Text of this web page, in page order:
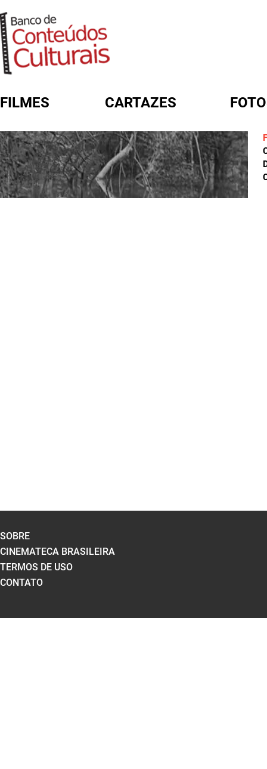
FILMES CARTAZES
FORMULÁRIO DE BUSCA
SOBRE
CINEMATECA BRASILEIRA
TERMOS DE USO
CONTATO